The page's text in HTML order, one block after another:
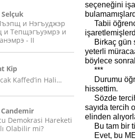
и Нэгъуджэр
Тепщэгъуэмрэ и
- II
Kip
Kaffed’in Hali…
Candemir
Demokrasi Hareketi
Olabilir mi?
seçeneğini
Tabii
Birkaç gün
yeterli
böylece
***
Durumu
hissettim.
Sözde
sayıda tercih
elinden
Bu tam bir
Evet, bu